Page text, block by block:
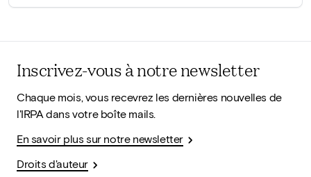
Inscrivez-vous à notre newsletter
Chaque mois, vous recevrez les dernières nouvelles de
l'IRPA dans votre boîte mails.
En savoir plus sur notre newsletter
Droits d'auteur